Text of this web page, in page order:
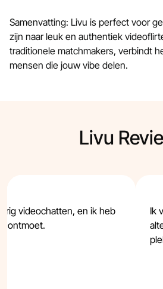
Samenvatting: Livu is perfect voor
zijn naar leuk en authentiek
traditionele matchmakers, verbindt
mensen die jouw vibe delen.
Livu
videochatten, en ik heb
ontmoet.
Ik